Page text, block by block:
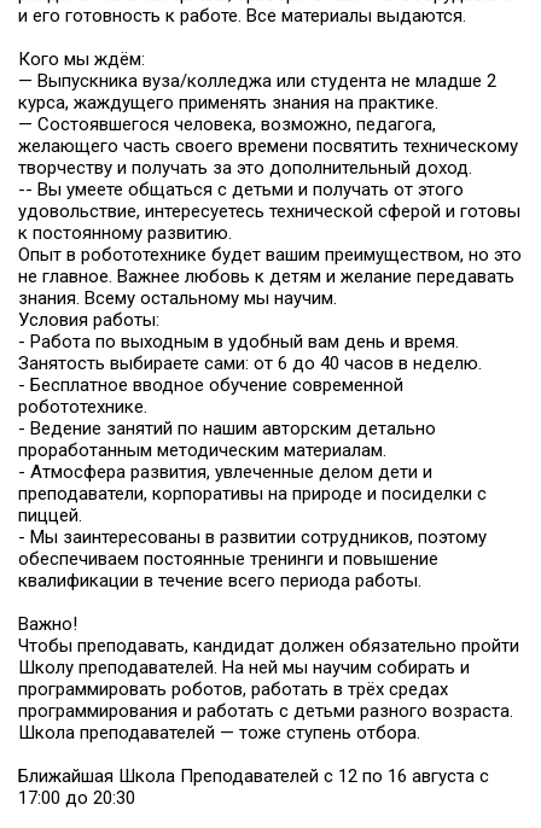
и его готовность к работе. Все материалы выдаются.
Кого мы ждём:
— Выпускника вуза/колледжа или студента не младше 2
курса, жаждущего применять знания на практике.
— Состоявшегося человека, возможно, педагога,
желающего часть своего времени посвятить техническому
творчеству и получать за это дополнительный доход.
-- Вы умеете общаться с детьми и получать от этого
удовольствие, интересуетесь технической сферой и готовы
к постоянному развитию.
Опыт в робототехнике будет вашим преимуществом, но это
не главное. Важнее любовь к детям и желание передавать
знания. Всему остальному мы научим.
Условия работы:
- Работа по выходным в удобный вам день и время.
Занятость выбираете сами: от 6 до 40 часов в неделю.
- Бесплатное вводное обучение современной
робототехнике.
- Ведение занятий по нашим авторским детально
проработанным методическим материалам.
- Атмосфера развития, увлеченные делом дети и
преподаватели, корпоративы на природе и посиделки с
пиццей.
- Мы заинтересованы в развитии сотрудников, поэтому
обеспечиваем постоянные тренинги и повышение
квалификации в течение всего периода работы.
Важно!
Чтобы преподавать, кандидат должен обязательно пройти
Школу преподавателей. На ней мы научим собирать и
программировать роботов, работать в трёх средах
программирования и работать с детьми разного возраста.
Школа преподавателей — тоже ступень отбора.
Ближайшая Школа Преподавателей с 12 по 16 августа с
17:00 до 20:30